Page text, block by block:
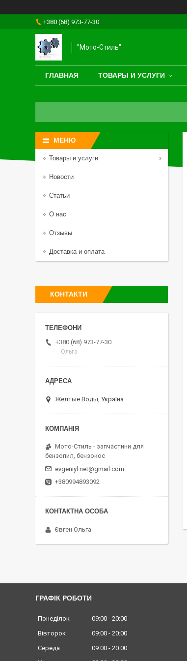
+380 (68) 973-77-30
"Мото-Стиль"
ГЛАВНАЯ ТОВАРЫ И УСЛУГИ
Товары и услуги
Новости
Статьи
О нас
Отзывы
Доставка и оплата
КОНТАКТИ
+380 (68) 973-77-30
Ольга
Желтые Воды, Україна
Мото-Стиль - запчастини для
бензопил, бензокос
evgeniyl.net@gmail.com
+380994893092
Євген Ольга
ГРАФІК РОБОТИ
Понеділок 09:00
20:00
Вівторок
09:00
20:00
Середа
09:00
20:00